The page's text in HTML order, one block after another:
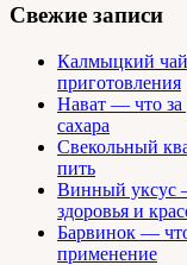
Свежие записи
Калмыцкий
приготовления
Нават — что за
сахара
Свекольный
пить
Винный уксус
здоровья и
Барвинок — что
применение